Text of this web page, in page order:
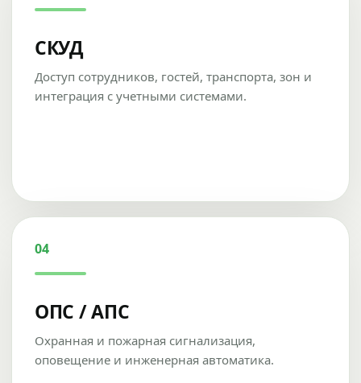
СКУД
Доступ сотрудников, гостей, транспорта, зон и
интеграция с учетными системами.
04
ОПС / АПС
Охранная и пожарная сигнализация,
оповещение и инженерная автоматика.